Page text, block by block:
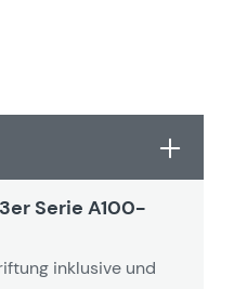
Serie A100-
inklusive und